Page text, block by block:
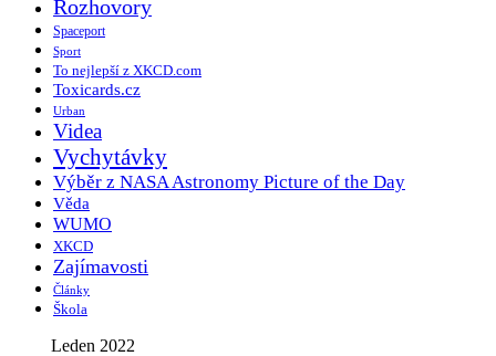
Rozhovory
Spaceport
Sport
To nejlepší z XKCD.com
Toxicards.cz
Urban
Videa
Vychytávky
Výběr z NASA Astronomy Picture of the Day
Věda
WUMO
XKCD
Zajímavosti
Články
Škola
Leden 2022